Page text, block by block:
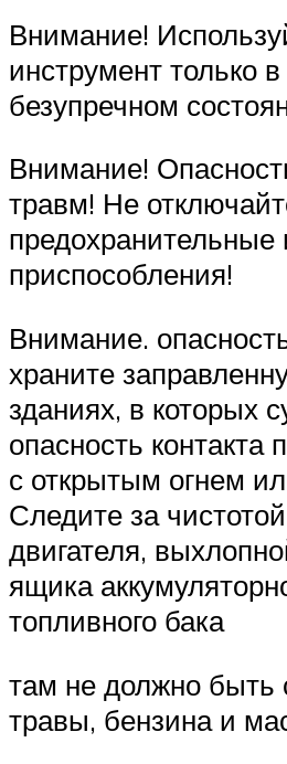
Внимание!
инструмент только
безупречном
Внимание!
травм! Не
приспособления!
Внимание.
храните
зданиях, в которых
опасность контакта
с открытым огнем
Следите за
двигателя,
ящика
топливного бака
там не должно быть
травы, бензина и